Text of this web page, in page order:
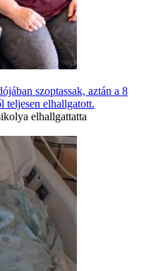
szoptassak, aztán a 8
teljesen elhallgatott.
elhallgattatta